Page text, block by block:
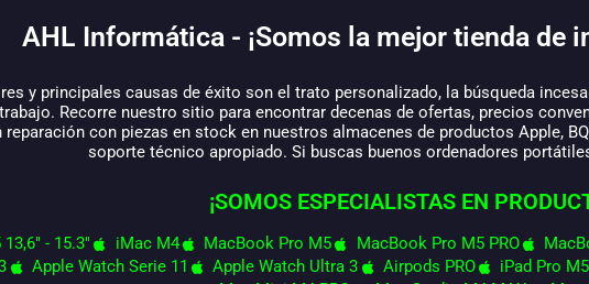
AHL Informática - ¡Somos la mejor tienda de
y principales causas de éxito son el trato personalizado, la búsqueda
Recorre nuestro sitio para encontrar decenas de ofertas, precios
con piezas en stock en nuestros almacenes de productos Apple,
soporte técnico apropiado. Si buscas buenos ordenadores
¡SOMOS ESPECIALISTAS EN
- 15.3" iMac M4 MacBook Pro M5 MacBook Pro M5 PRO
Apple Watch Serie 11 Apple Watch Ultra 3 Airpods PRO iPad Pro M5